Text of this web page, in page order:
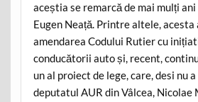
aceștia se remarcă de mai mulți
Eugen Neață. Printre altele, acesta
amendarea Codului Rutier cu
conducătorii auto și, recent,
un al proiect de lege, care, desi nu
deputatul AUR din Vâlcea, Nicolae